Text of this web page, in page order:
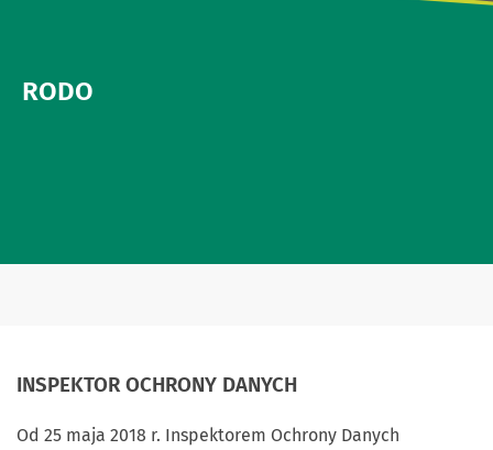
RODO
INSPEKTOR OCHRONY DANYCH
Od 25 maja 2018 r. Inspektorem Ochrony Danych